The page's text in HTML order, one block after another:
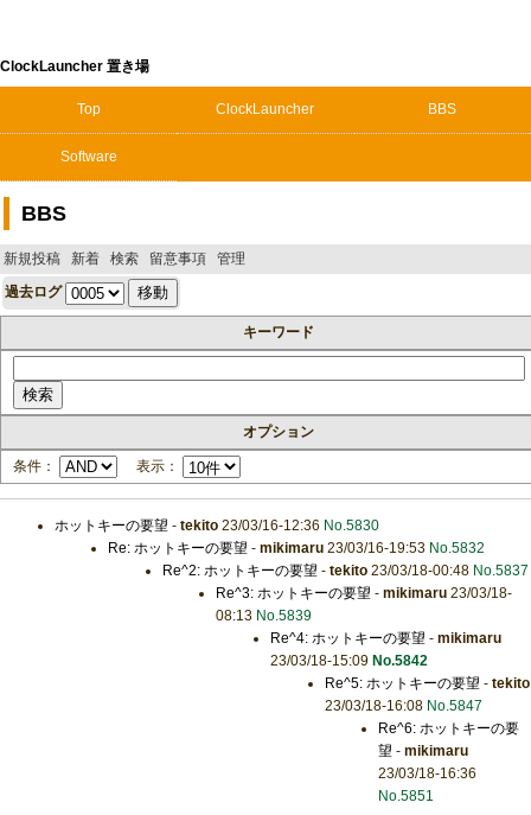
ClockLauncher 置き場
Top ClockLauncher BBS
Software
BBS
新規投稿 新着 検索 留意事項 管理
過去ログ
キーワード
オプション
条件： 表示：
ホットキーの要望 - tekito23/03/16-12:36 No.5830
Re: ホットキーの要望 -mikimaru 23/03/16-19:53 No.5832
Re^2: ホットキーの要望 - tekito23/03/18-00:48 No.5837
Re^3: ホットキーの要望 -mikimaru 23/03/18-
08:13 No.5839
Re^4: ホットキーの要望 - mikimaru
23/03/18-15:09 No.5842
Re^5: ホットキーの要望 - tekito
23/03/18-16:08 No.5847
Re^6: ホットキーの要
望 -mikimaru
23/03/18-16:36
No.5851